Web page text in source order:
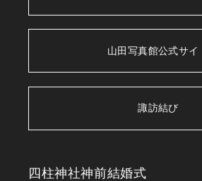
山田写真館公式サイ
諏訪結び
四柱神社神前結婚式